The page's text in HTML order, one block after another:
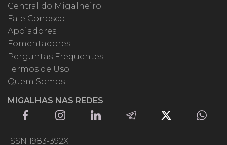
Central do Migalheiro
Fale Conosco
Apoiadores
Fomentadores
Perguntas Frequentes
Termos de Uso
Quem Somos
MIGALHAS NAS REDES
ISSN 1983-392X